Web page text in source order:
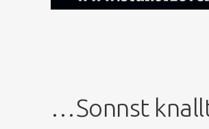
…Sonnst